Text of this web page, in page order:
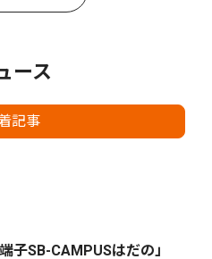
ース
記事
子SB-CAMPUSはだの」